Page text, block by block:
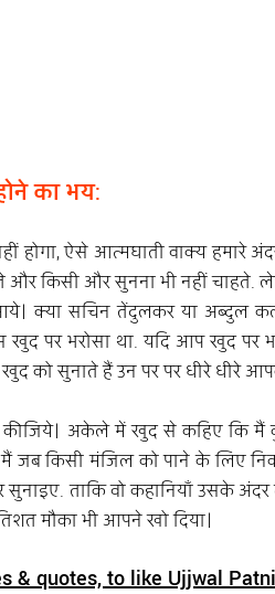
का भय:
होगा, ऐसे आत्मघाती वाक्य हमारे
और किसी और सुनना भी नहीं चाहते.
क्या सचिन तेंदुलकर या अब्दुल
पर भरोसा था. यदि आप खुद पर
को सुनाते हैं उन पर पर धीरे धीरे
अकेले में खुद से कहिए कि मैं
जब किसी मंजिल को पाने के लिए
सुनाइए. ताकि वो कहानियाँ उसके
मौका भी आपने खो दिया।
& quotes, to like Ujjwal